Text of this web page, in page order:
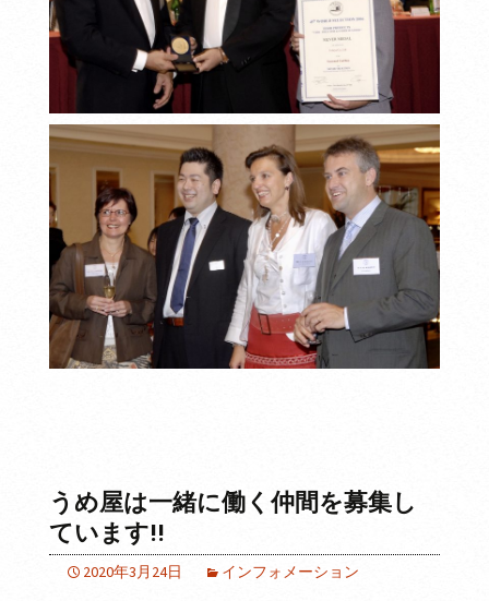
うめ屋は一緒に働く仲間を募集し
ています!!
2020年3月24日 インフォメーション